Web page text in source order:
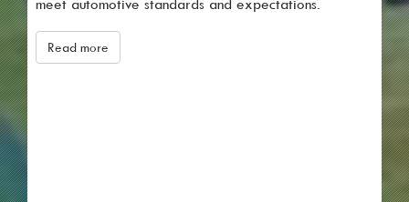
meet automotive standards and expectations.
Read more